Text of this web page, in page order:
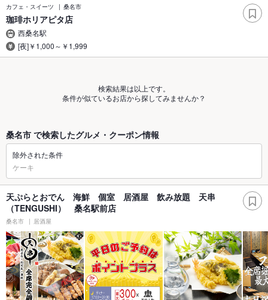
カフェ・スイーツ 桑名市
珈琲ホリアピタ店
西桑名駅
[夜]￥1,000～￥1,999
検索結果は以上です。
条件が似ているお店から探してみませんか？
桑名市 で検索したグルメ・クーポン情報
除外された条件
ケーキ
天ぷらとおでん 海鮮 個室 居酒屋 飲み放題 天串
（TENGUSHI） 桑名駅前店
桑名市 居酒屋